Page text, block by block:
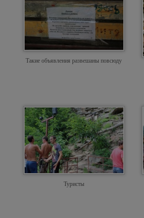
Такие объявления развешаны повсюду
Туристы